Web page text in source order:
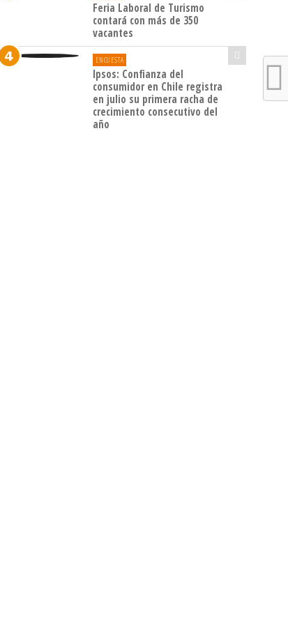
Feria Laboral de Turismo
contará con más de 350
vacantes
ENCUESTA
Ipsos: Confianza del
consumidor en Chile registra
en julio su primera racha de
crecimiento consecutivo del
año